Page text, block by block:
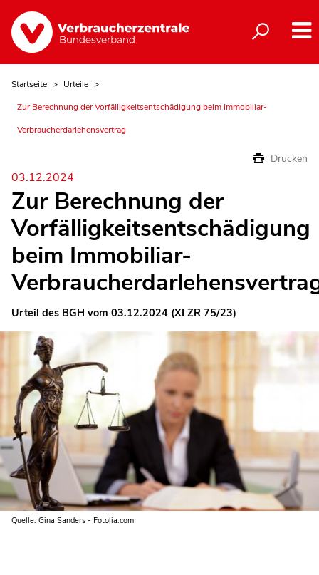
Startseite
Urteile
Zur Berechnung der Vorfälligkeitsentschädigung beim Immobiliar-
Verbraucherdarlehensvertrag
Drucken
03.12.2024
Zur Berechnung der
Vorfälligkeitsentschädigung
beim Immobiliar-
Urteil des BGH vom 03.12.2024 (XI ZR 75/23)
Quelle: Gina Sanders - Fotolia.com